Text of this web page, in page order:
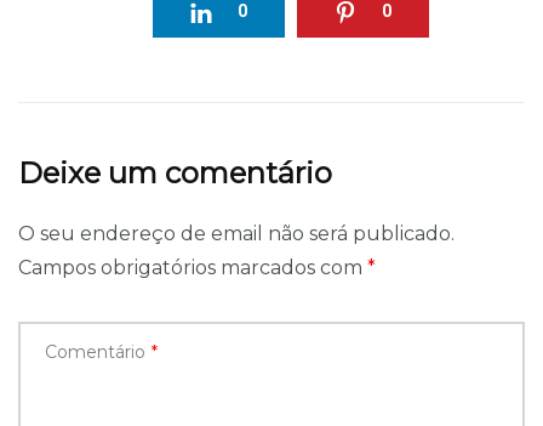
0 0
Deixe um comentário
O seu endereço de email não será publicado.
Campos obrigatórios marcados com *
Comentário *